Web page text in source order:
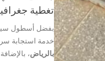
تغطية
بفضل أسطول
خدمة استجابة
بالرياض،